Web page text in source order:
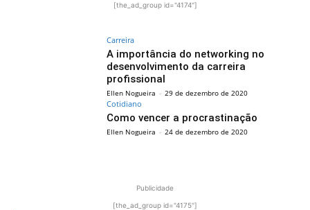
[the_ad_group id="4174"]
Carreira
A importância do networking no
desenvolvimento da carreira
profissional
Ellen Nogueira - 29 de dezembro de 2020
Cotidiano
Como vencer a procrastinação
Ellen Nogueira - 24 de dezembro de 2020
Publicidade
[the_ad_group id="4175"]